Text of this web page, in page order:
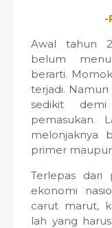
-
Awal tahun
belum
berarti.
terjadi.
sedikit
pemasukan.
melonjaknya
primer
Terlepas dari
ekonomi
carut marut,
lah yang